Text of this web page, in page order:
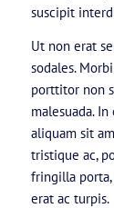
suscipit
Ut non erat
sodales.
porttitor non
malesuada.
aliquam sit
tristique ac,
fringilla porta,
erat ac turpis.